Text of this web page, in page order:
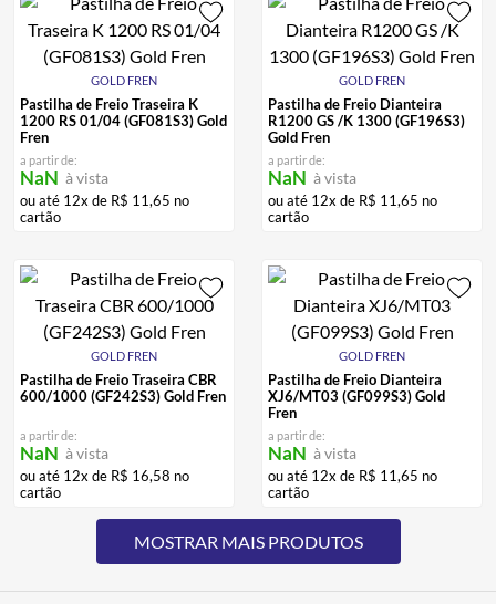
GOLD FREN
Pastilha de Freio Traseira K
1200 RS 01/04 (GF081S3) Gold
Fren
a partir de:
NaN à vista
ou até 12x de R$ 11,65 no
cartão
GOLD FREN
Pastilha de Freio Dianteira
R1200 GS /K 1300 (GF196S3)
Gold Fren
a partir de:
NaN à vista
ou até 12x de R$ 11,65 no
cartão
GOLD FREN
Pastilha de Freio Traseira CBR
600/1000 (GF242S3) Gold Fren
a partir de:
NaN à vista
ou até 12x de R$ 16,58 no
cartão
GOLD FREN
Pastilha de Freio Dianteira
XJ6/MT03 (GF099S3) Gold
Fren
a partir de:
NaN à vista
ou até 12x de R$ 11,65 no
cartão